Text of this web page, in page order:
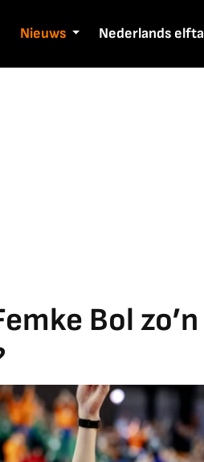
Nieuws Nederlands
Bol